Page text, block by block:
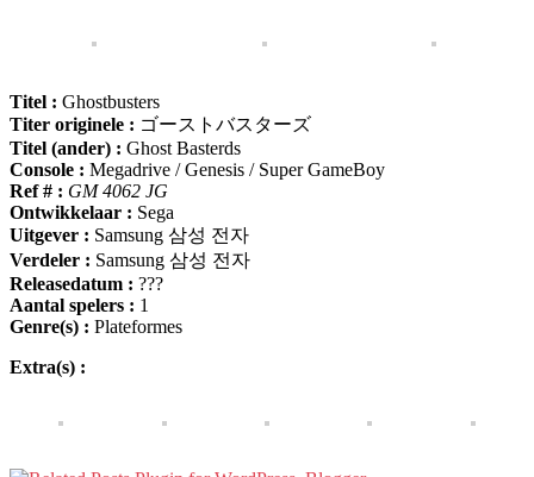
Titel : Ghostbusters
Titer originele : ゴーストバスターズ
Titel (ander) : Ghost Basterds
Console : Megadrive / Genesis / Super GameBoy
Ref # : GM 4062 JG
Ontwikkelaar : Sega
Uitgever : Samsung 삼성 전자
Verdeler : Samsung 삼성 전자
Releasedatum : ???
Aantal spelers : 1
Genre(s) : Plateformes
Extra(s) :